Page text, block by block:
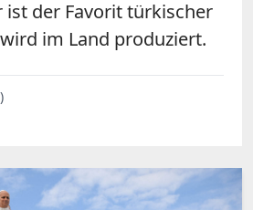
ist der Favorit türkischer
im Land produziert.